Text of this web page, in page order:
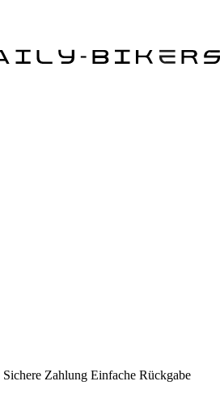
Sichere Zahlung Einfache Rückgabe